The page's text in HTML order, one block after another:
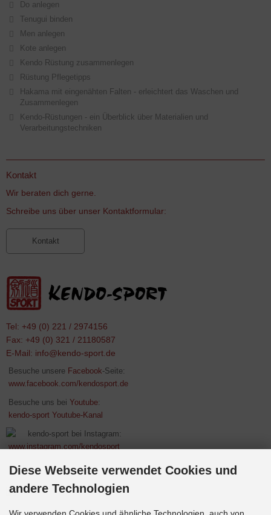
Do anlegen
Tenugui binden
Men anlegen
Kote anlegen
Kendo Rüstung zusammenlegen
Rüstung Pflegetipps
Hakama mit eingenähten Falten - erleichtert das Waschen und
Zusammenlegen
Kendo-Rüstungen - ein Überblick über Materialien und
Verarbeitungstechniken
Kontakt
Wir beraten dich gerne.
Schreibe uns über unser Kontaktformular:
Kontakt
Tel: +49 (0) 221 / 2974156
Fax: +49 (0) 321 / 21180587
E-Mail: info@kendo-sport.de
Besuche unsere Facebook-Seite:
www.facebook.com/kendosport.de
Besuche uns bei Youtube:
kendo-sport Youtube-Kanal
kendo-sport bei Instagram:
www.instagram.com/kendosport
Diese Webseite verwendet Cookies und
andere Technologien